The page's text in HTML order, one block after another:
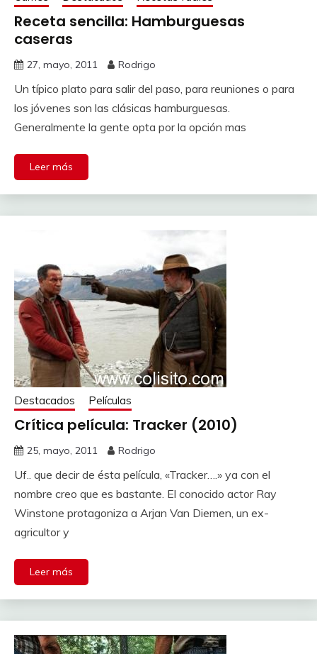
Receta sencilla: Hamburguesas
caseras
27, mayo, 2011 Rodrigo
Un típico plato para salir del paso, para reuniones o para
los jóvenes son las clásicas hamburguesas.
Generalmente la gente opta por la opción mas
Leer más
Destacados Películas
Crítica película: Tracker (2010)
25, mayo, 2011 Rodrigo
Uf.. que decir de ésta película, «Tracker….» ya con el
nombre creo que es bastante. El conocido actor Ray
Winstone protagoniza a Arjan Van Diemen, un ex-
agricultor y
Leer más